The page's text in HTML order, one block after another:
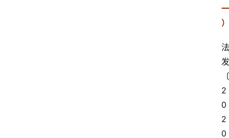
一
）
法
发
〔
2
0
2
0